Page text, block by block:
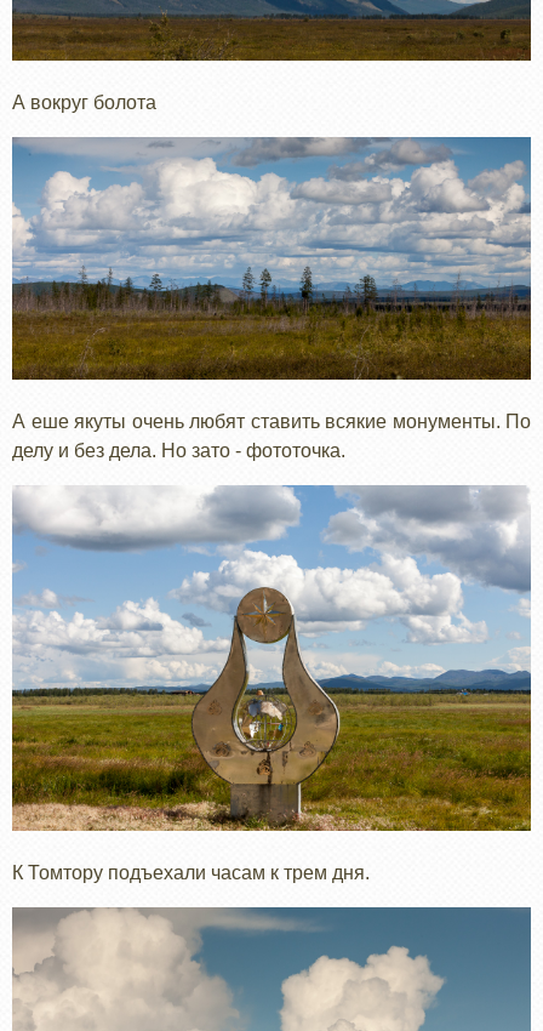
А вокруг болота
А еше якуты очень любят ставить всякие монументы. По
делу и без дела. Но зато - фототочка.
К Томтору подъехали часам к трем дня.